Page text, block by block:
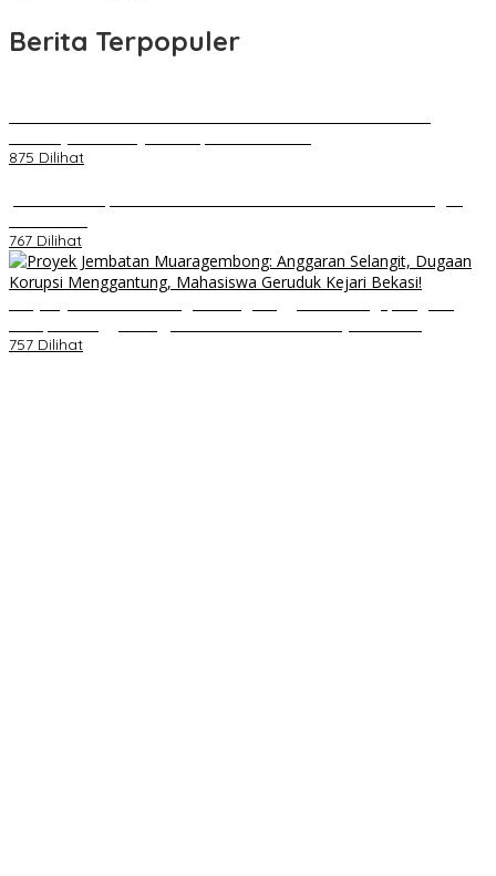
Berita Terpopuler
875 Dilihat
767 Dilihat
757 Dilihat